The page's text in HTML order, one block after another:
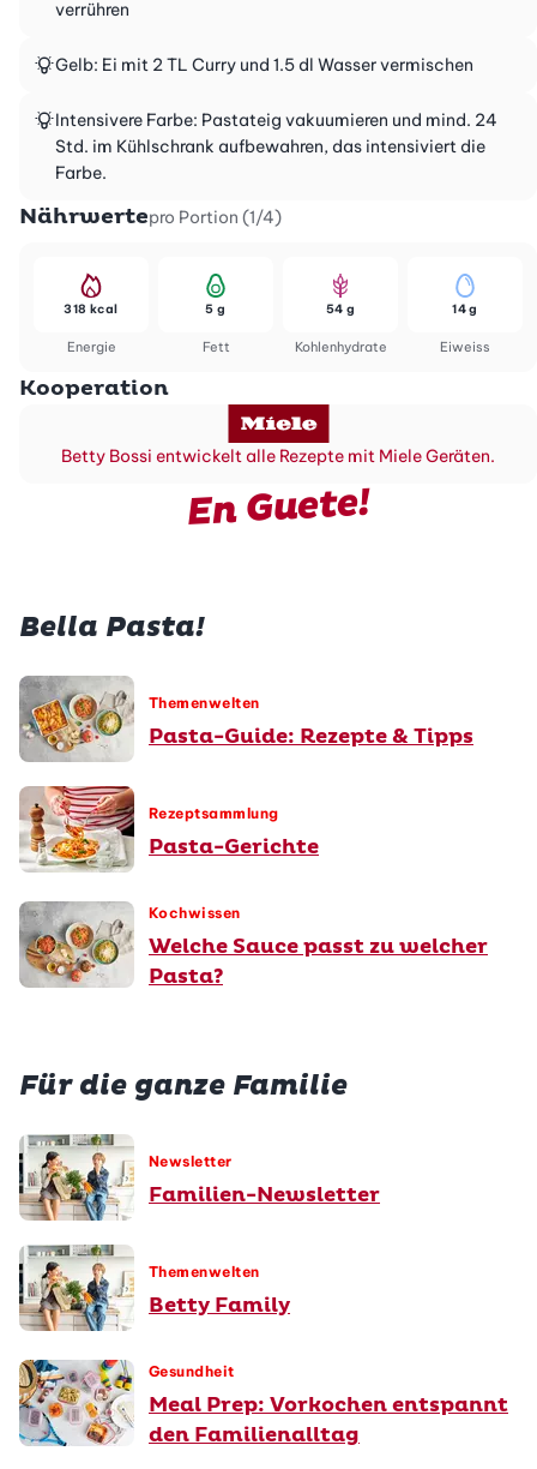
verrühren
Gelb: Ei mit 2 TL Curry und 1.5 dl Wasser vermischen
Intensivere Farbe: Pastateig vakuumieren und mind. 24
Std. im Kühlschrank aufbewahren, das intensiviert die
Farbe.
Nährwertepro Portion (1/4)
Energie
318 kcal
Fett
5 g
Kohlenhydrate
54 g
Eiweiss
14 g
Kooperation
Betty Bossi entwickelt alle Rezepte mit Miele Geräten.
En Guete!
Bella Pasta!
Themenwelten
Pasta-Guide: Rezepte & Tipps
Rezeptsammlung
Pasta-Gerichte
Kochwissen
Welche Sauce passt zu welcher
Pasta?
Für die ganze Familie
Newsletter
Familien-Newsletter
Themenwelten
Betty Family
Gesundheit
Meal Prep: Vorkochen entspannt
den Familienalltag